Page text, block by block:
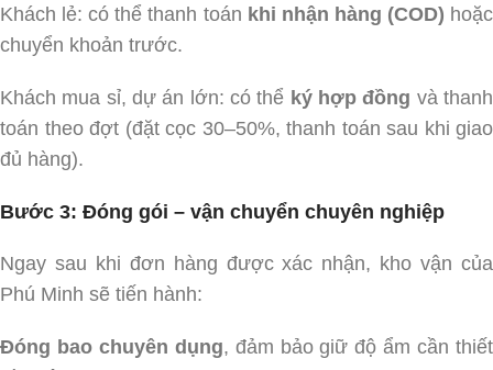
Khách lẻ: có thể thanh toán khi nhận hàng (COD) hoặc
chuyển khoản trước.
Khách mua sỉ, dự án lớn: có thể ký hợp đồng và thanh
toán theo đợt (đặt cọc 30–50%, thanh toán sau khi giao
đủ hàng).
Bước 3: Đóng gói – vận chuyển chuyên nghiệp
Ngay sau khi đơn hàng được xác nhận, kho vận của
Phú Minh sẽ tiến hành:
Đóng bao chuyên dụng, đảm bảo giữ độ ẩm cần thiết